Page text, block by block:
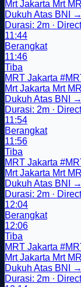
Mrt Jakarta Mrt
Dukuh Atas BNI
Durasi: 2m · Direct
11:44
Berangkat
11:46
Tiba
MRT Jakarta
Mrt Jakarta Mrt
Dukuh Atas BNI
Durasi: 2m · Direct
11:54
Berangkat
11:56
Tiba
MRT Jakarta
Mrt Jakarta Mrt
Dukuh Atas BNI
Durasi: 2m · Direct
12:04
Berangkat
12:06
Tiba
MRT Jakarta
Mrt Jakarta Mrt
Dukuh Atas BNI
Durasi: 2m · Direct